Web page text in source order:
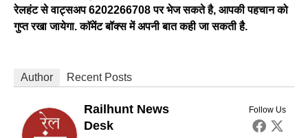
रेलहंट से वाट्सअप 6202266708 पर भेज सकते है, आपकी पहचान को
गुप्त रखा जायेगा. काॅमेंट बॉक्स में अपनी बात कही जा सकती है.
Author Recent Posts
Follow Us
Railhunt News
Desk